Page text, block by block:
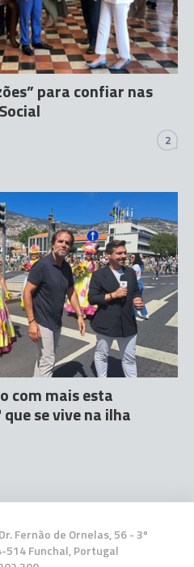
para confiar nas
2
com mais esta
se vive na ilha
Fernão de Ornelas, 56 - 3º
514 Funchal, Portugal